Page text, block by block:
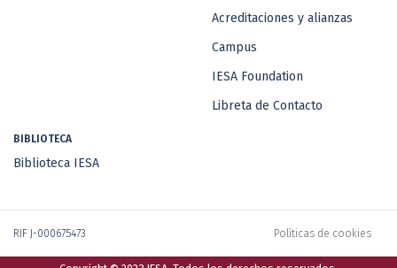
Acreditaciones y alianzas
Campus
IESA Foundation
Libreta de Contacto
BIBLIOTECA
Biblioteca IESA
RIF J-000675473 Políticas de cookies